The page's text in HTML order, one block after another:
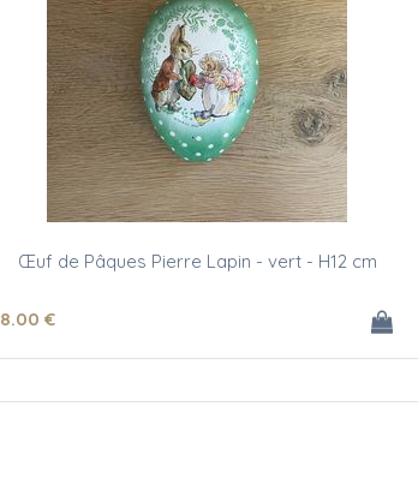
Œuf de Pâques Pierre Lapin - vert - H12 cm
8.00 €